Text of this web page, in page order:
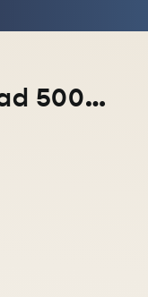
Dowozimy do ponad 5000 miejscowości w całym kraju!